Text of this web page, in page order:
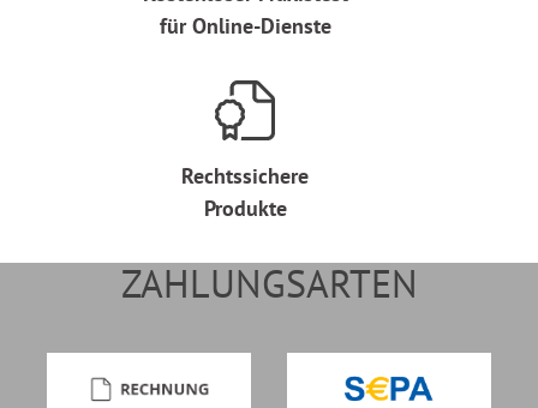
für Online-Dienste
Rechtssichere
Produkte
ZAHLUNGSARTEN